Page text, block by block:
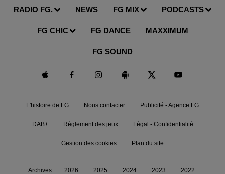
RADIO FG. NEWS FG MIX PODCASTS
FG CHIC FG DANCE MAXXIMUM
FG SOUND
L'histoire de FG Nous contacter Publicité - Agence FG
DAB+ Règlement des jeux Légal - Confidentialité
Gestion des cookies Plan du site
Archives 2026 2025 2024 2023 2022